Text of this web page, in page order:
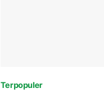
Terpopuler